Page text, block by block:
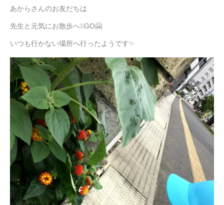
あからさんのお友だちは
先生と元気にお散歩へ❕❕GO🤗
いつも行かない場所へ行ったようです✨